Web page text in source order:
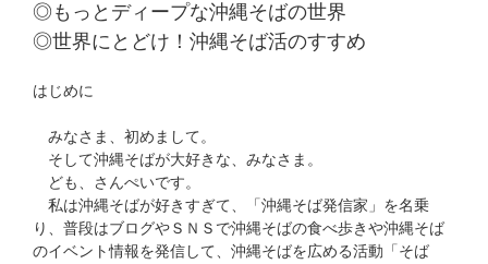
◎もっとディープな沖縄そばの世界
◎世界にとどけ！沖縄そば活のすすめ
はじめに
みなさま、初めまして。
そして沖縄そばが大好きな、みなさま。
ども、さんぺいです。
私は沖縄そばが好きすぎて、「沖縄そば発信家」を名乗
り、普段はブログやＳＮＳで沖縄そばの食べ歩きや沖縄そば
のイベント情報を発信して、沖縄そばを広める活動「そば